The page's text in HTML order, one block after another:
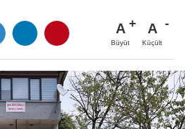
A
Büyüt
A
Küçült